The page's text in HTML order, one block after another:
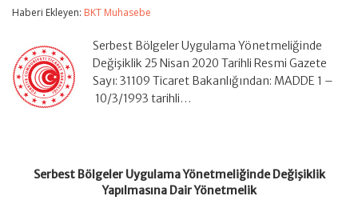
Yapılmasına
Yönetmelik
Haberi Ekleyen: BKT Muhasebe
Serbest Bölgeler Uygulama Yönetmeliğinde
Değişiklik 25 Nisan 2020 Tarihli Resmi Gazete
Sayı: 31109 Ticaret Bakanlığından: MADDE 1 –
10/3/1993 tarihli…
Serbest Bölgeler Uygulama Yönetmeliğinde Değişiklik
Yapılmasına Dair Yönetmelik